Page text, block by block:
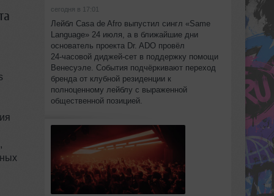
сегодня в 17:01
Лейбл Casa de Afro выпустил сингл «Same
Language» 24 июля, а в ближайшие дни
основатель проекта Dr. ADO провёл
24‑часовой диджей‑сет в поддержку помощи
Венесуэле. События подчёркивают переход
бренда от клубной резиденции к
полноценному лейблу с выраженной
общественной позицией.